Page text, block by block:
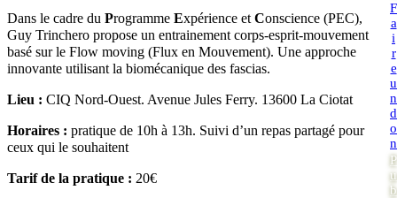
Dans le cadre du Programme Expérience et Conscience (PEC),
Guy Trinchero propose un entrainement corps-esprit-mouvement
basé sur le Flow moving (Flux en Mouvement). Une approche
innovante utilisant la biomécanique des fascias.
Lieu : CIQ Nord-Ouest. Avenue Jules Ferry. 13600 La Ciotat
Horaires : pratique de 10h à 13h. Suivi d’un repas partagé pour
ceux qui le souhaitent
Tarif de la pratique : 20€
F
a
i
r
e
u
n
d
o
n
P
u
b